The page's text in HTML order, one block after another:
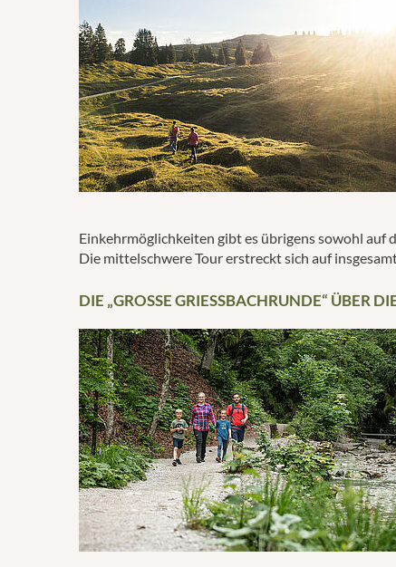
Einkehrmöglichkeiten gibt es übrigens sowohl auf
Die mittelschwere Tour erstreckt sich auf
DIE „GROSSE GRIESSBACHRUNDE“ ÜBER